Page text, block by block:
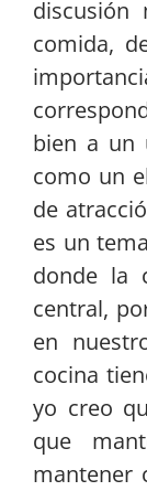
discusión
comida,
bien a un
como un
de
es un
donde la
central,
en
cocina
yo creo
que
mantener